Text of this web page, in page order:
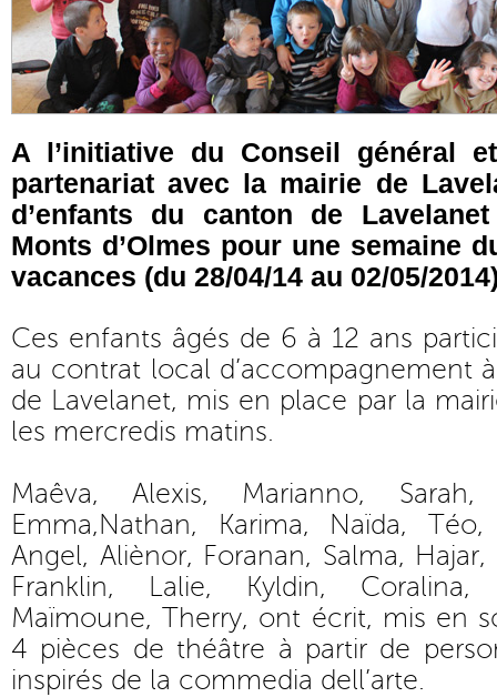
A l’initiative du Conseil général
partenariat avec la mairie de
d’enfants du canton de
Monts d’Olmes pour une semaine
vacances (du 28/04/14 au 02/05/
Ces enfants âgés de 6 à 12 ans
au contrat local d’accompagnement
de Lavelanet, mis en place par la
les mercredis matins.
Maêva, Alexis, Marianno, Sarah,
Emma,Nathan, Karima, Naïda,
Angel, Aliènor, Foranan, Salma, Hajar,
Franklin, Lalie, Kyldin, Coralina,
Maïmoune, Therry, ont écrit, mis en
4 pièces de théâtre à partir de
inspirés de la commedia dell’arte.